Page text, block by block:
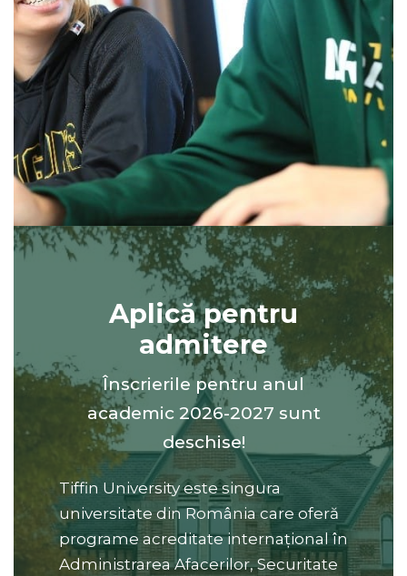
Aplică pentru
admitere
Înscrierile pentru anul
academic 2026-2027 sunt
deschise!
Tiffin University este singura
universitate din România care oferă
programe acreditate internațional în
Administrarea Afacerilor, Securitate